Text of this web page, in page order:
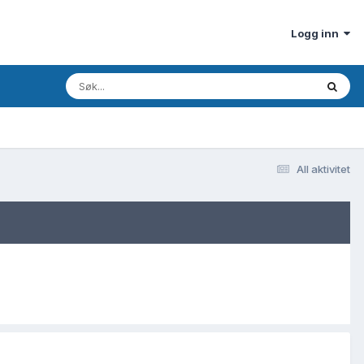
Logg inn
All aktivitet